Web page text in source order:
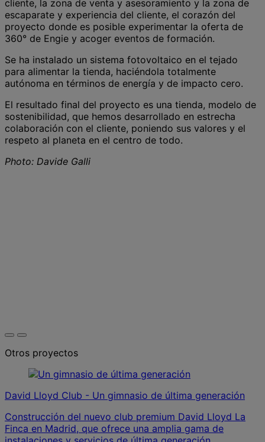
cliente, la zona de venta y asesoramiento y la zona de
escaparate y experiencia del cliente, el corazón del
proyecto donde es posible experimentar la oferta de
360° de Engie y acoger eventos de formación.
Se ha instalado un sistema fotovoltaico en el tejado
para alimentar la tienda, haciéndola totalmente
autónoma en términos de energía y de impacto cero.
El resultado final del proyecto es una tienda, modelo de
sostenibilidad, que hemos desarrollado en estrecha
colaboración con el cliente, poniendo sus valores y el
respeto al planeta en el centro de todo.
Photo: Davide Galli
Otros proyectos
David Lloyd Club - Un gimnasio de última generación
Construcción del nuevo club premium David Lloyd La
Finca en Madrid, que ofrece una amplia gama de